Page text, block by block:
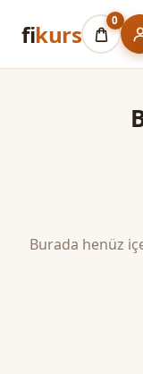
fikurs 0
Burada henüz